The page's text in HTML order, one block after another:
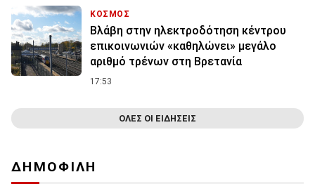
ΚΟΣΜΟΣ
Βλάβη στην ηλεκτροδότηση κέντρου
επικοινωνιών «καθηλώνει» μεγάλο
αριθμό τρένων στη Βρετανία
17:53
ΟΛΕΣ ΟΙ ΕΙΔΗΣΕΙΣ
ΔΗΜΟΦΙΛΗ